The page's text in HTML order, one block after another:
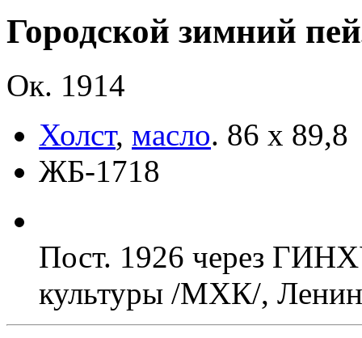
Городской зимний
Ок. 1914
Холст, масло. 86 x 89,8
ЖБ-1718
Пост. 1926 через
культуры /МХК/,